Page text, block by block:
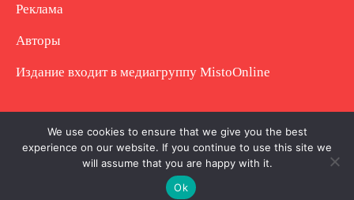
Реклама
Авторы
Издание входит в медиагруппу MistoOnline
Copyright © Полное использование материала
запрещено. Частично разрешено с гиперссылкой.
We use cookies to ensure that we give you the best
experience on our website. If you continue to use this site we
will assume that you are happy with it.
Ok